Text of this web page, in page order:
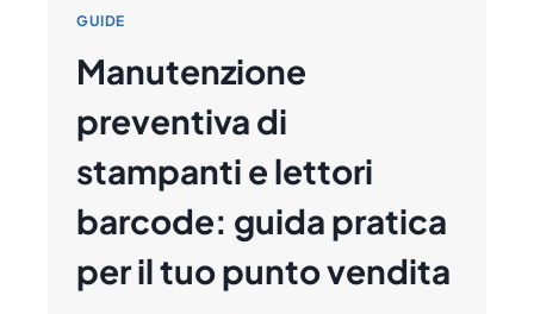
GUIDE
Manutenzione
preventiva di
stampanti e lettori
barcode: guida pratica
per il tuo punto vendita